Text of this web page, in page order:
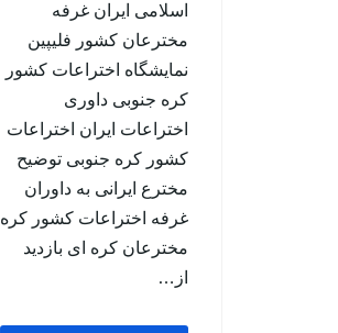
اسلامی ایران غرفه
مخترعان کشور فلیپین
نمایشگاه اختراعات کشور
کره جنوبی داوری
اختراعات ایران اختراعات
کشور کره جنوبی توضیح
مخترع ایرانی به داوران
غرفه اختراعات کشور کره
مخترعان کره ای بازدید
از…